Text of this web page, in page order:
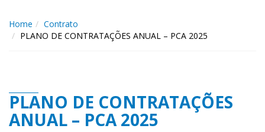
Home
Contrato
PLANO DE CONTRATAÇÕES ANUAL – PCA 2025
PLANO DE CONTRATAÇÕES
ANUAL – PCA 2025